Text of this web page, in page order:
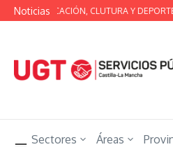
Saltar al contenido
Noticias
DE EDUCACIÓN, CLUTURA Y
Sectores Áreas